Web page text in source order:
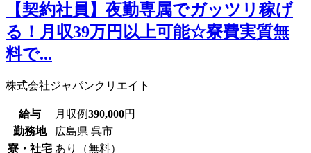
【契約社員】夜勤専属でガッツリ稼げ
る！月収39万円以上可能☆寮費実質無
料で...
株式会社ジャパンクリエイト
給与 月収例390,000円
勤務地
広島県 呉市
寮・社宅 あり（無料）